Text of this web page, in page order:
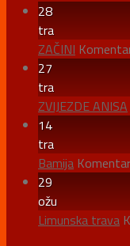
28
tra
ZAČINI
27
tra
ZVIJEZDE ANISA
14
tra
Bamija
29
ožu
Limunska trava